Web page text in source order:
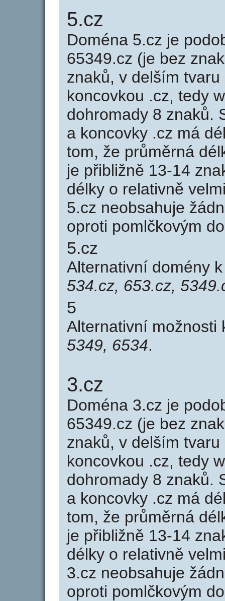
5.cz
Doména 5.cz je
65349.cz (je bez
znaků, v delším
koncovkou .cz, tedy
dohromady 8 znaků.
a koncovky .cz má
tom, že průměrná
je přibližně 13-14
délky o relativně
5.cz neobsahuje
oproti pomlčkovým
5.cz
Alternativní domény
534.cz, 653.cz,
5
Alternativní možnosti
5349, 6534.
3.cz
Doména 3.cz je
65349.cz (je bez
znaků, v delším
koncovkou .cz, tedy
dohromady 8 znaků.
a koncovky .cz má
tom, že průměrná
je přibližně 13-14
délky o relativně
3.cz neobsahuje
oproti pomlčkovým